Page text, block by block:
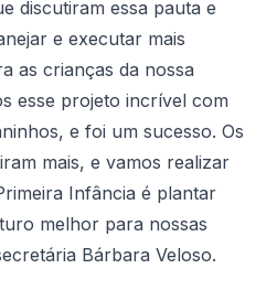
discutiram essa pauta e
e executar mais
as crianças da nossa
esse projeto incrível com
e foi um sucesso. Os
mais, e vamos realizar
Infância é plantar
melhor para nossas
Bárbara Veloso.